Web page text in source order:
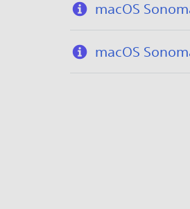
macOS
macOS